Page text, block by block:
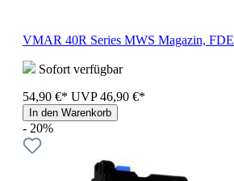
VMAR 40R Series MWS Magazin, FDE
Sofort verfügbar
54,90 €* UVP 46,90 €*
In den Warenkorb
- 20%